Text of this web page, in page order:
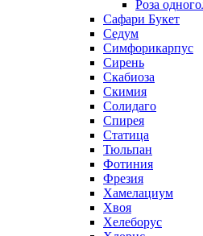
Роза
Сафари Букет
Седум
Симфорикарпус
Сирень
Скабиоза
Скимия
Солидаго
Спирея
Статица
Тюльпан
Фотиния
Фрезия
Хамелациум
Хвоя
Хелеборус